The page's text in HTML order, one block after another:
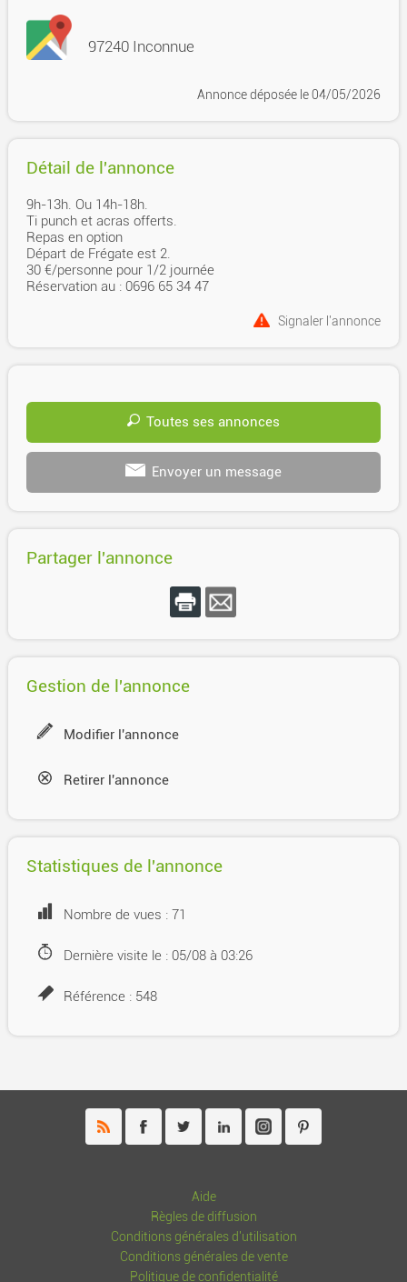
97240 Inconnue
Annonce déposée le 04/05/2026
Détail de l'annonce
9h-13h. Ou 14h-18h.
Ti punch et acras offerts.
Repas en option
Départ de Frégate est 2.
30 €/personne pour 1/2 journée
Réservation au : 0696 65 34 47
Signaler l'annonce
Toutes ses annonces
Envoyer un message
Partager l'annonce
Gestion de l'annonce
Modifier l'annonce
Retirer l'annonce
Statistiques de l'annonce
Nombre de vues : 71
Dernière visite le : 05/08 à 03:26
Référence : 548
Aide
Règles de diffusion
Conditions générales d'utilisation
Conditions générales de vente
Politique de confidentialité